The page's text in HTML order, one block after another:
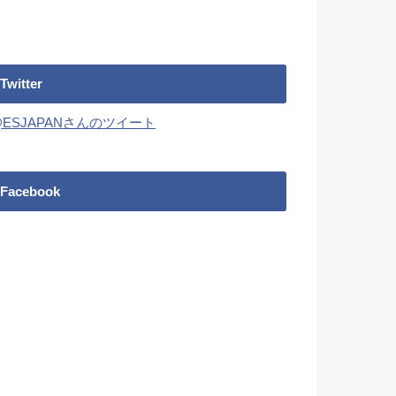
Twitter
さんのツイート
Facebook